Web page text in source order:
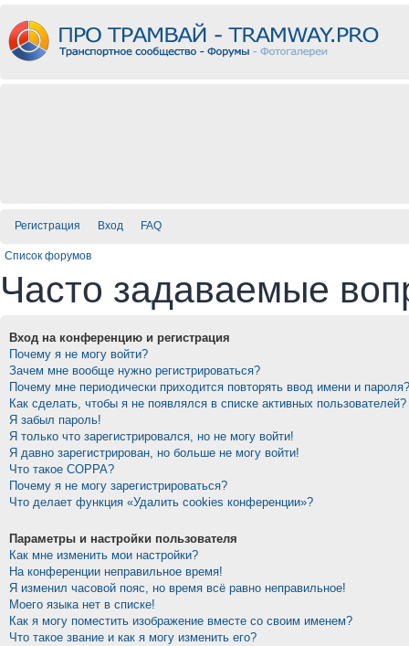
Регистрация Вход FAQ
Список форумов
Часто задаваемые
Вход на конференцию и регистрация
Почему я не могу войти?
Зачем мне вообще нужно регистрироваться?
Почему мне периодически приходится повторять ввод имени и пароля?
Как сделать, чтобы я не появлялся в списке активных пользователей?
Я забыл пароль!
Я только что зарегистрировался, но не могу войти!
Я давно зарегистрирован, но больше не могу войти!
Что такое COPPA?
Почему я не могу зарегистрироваться?
Что делает функция «Удалить cookies конференции»?
Параметры и настройки пользователя
Как мне изменить мои настройки?
На конференции неправильное время!
Я изменил часовой пояс, но время всё равно неправильное!
Моего языка нет в списке!
Как я могу поместить изображение вместе со своим именем?
Что такое звание и как я могу изменить его?